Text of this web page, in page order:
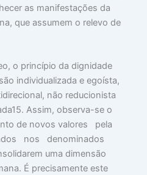
as manifestações da
que assumem o relevo de
o princípio da dignidade
individualizada e egoísta,
não reducionista
Assim, observa-se o
de novos valores pela
nos denominados
uma dimensão
É precisamente este